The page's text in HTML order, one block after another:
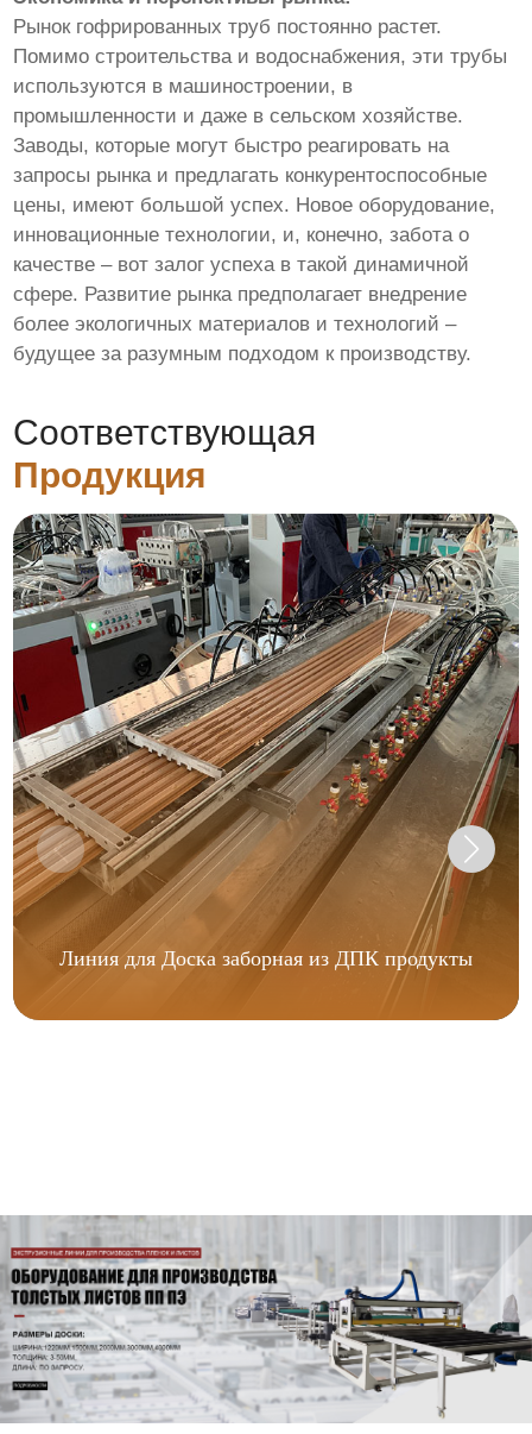
Рынок гофрированных труб постоянно растет.
Помимо строительства и водоснабжения, эти трубы
используются в машиностроении, в
промышленности и даже в сельском хозяйстве.
Заводы, которые могут быстро реагировать на
запросы рынка и предлагать конкурентоспособные
цены, имеют большой успех. Новое оборудование,
инновационные технологии, и, конечно, забота о
качестве – вот залог успеха в такой динамичной
сфере. Развитие рынка предполагает внедрение
более экологичных материалов и технологий –
будущее за разумным подходом к производству.
Соответствующая
Продукция
Линия для Доска заборная из ДПК продукты